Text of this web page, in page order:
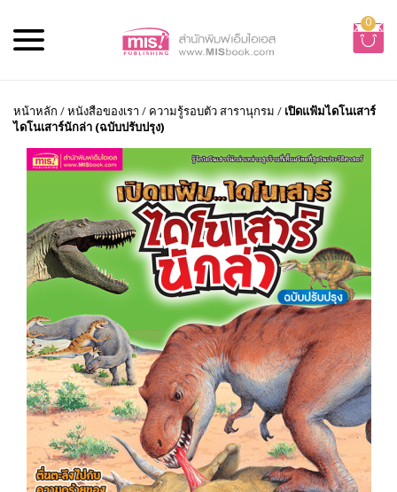
0
หน้าหลัก /หนังสือของเรา / ความรู้รอบตัว สารานุกรม / เปิดแฟ้มไดโนเสาร์
ไดโนเสาร์นักล่า (ฉบับปรับปรุง)